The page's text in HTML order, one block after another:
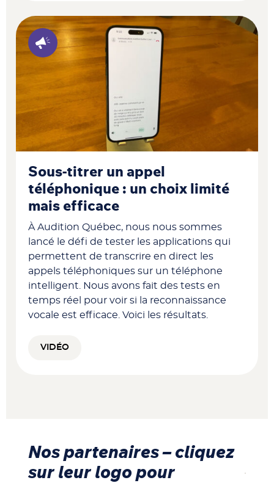
Sous-titrer un appel
téléphonique : un choix limité
mais efficace
À Audition Québec, nous nous sommes
lancé le défi de tester les applications qui
permettent de transcrire en direct les
appels téléphoniques sur un téléphone
intelligent. Nous avons fait des tests en
temps réel pour voir si la reconnaissance
vocale est efficace. Voici les résultats.
VIDÉO
Nos partenaires – cliquez
sur leur logo pour